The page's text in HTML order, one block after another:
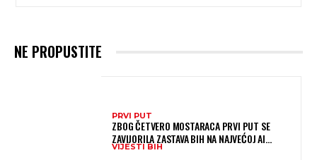
NE PROPUSTITE
PRVI PUT
ZBOG ČETVERO MOSTARACA PRVI PUT SE
ZAVIJORILA ZASTAVA BIH NA NAJVEĆOJ AI
OLIMPIJADI, A SADA JE NJIHOV MENTOR POSTAO
VIJESTI BIH